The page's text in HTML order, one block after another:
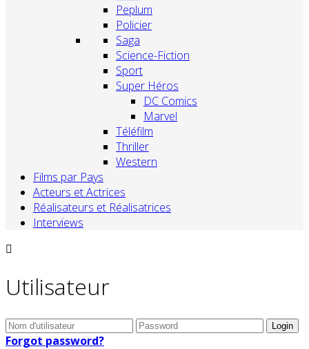
Peplum
Policier
Saga
Science-Fiction
Sport
Super Héros
DC Comics
Marvel
Téléfilm
Thriller
Western
Films par Pays
Acteurs et Actrices
Réalisateurs et Réalisatrices
Interviews
Utilisateur
Forgot password?